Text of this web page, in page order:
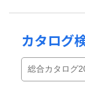
カタログ